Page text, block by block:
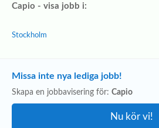
Capio - visa jobb i:
Stockholm
Missa inte nya lediga jobb!
Skapa en jobbavisering för: Capio